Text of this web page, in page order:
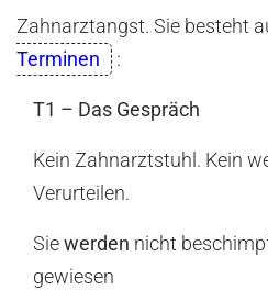
Zahnarztangst. Sie besteht
Terminen
:
T1 – Das Gespräch
Kein Zahnarztstuhl. Kein
Verurteilen.
Sie werden nicht
gewiesen